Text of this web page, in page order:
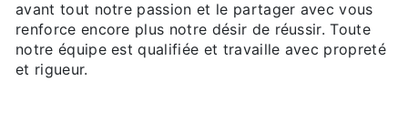
avant tout notre passion et le partager avec vous
renforce encore plus notre désir de réussir. Toute
notre équipe est qualifiée et travaille avec propreté
et rigueur.